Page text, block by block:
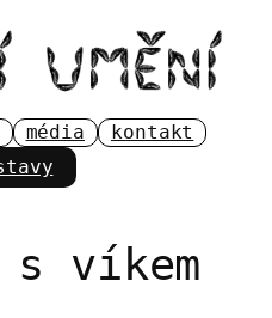
média kontakt
víkem